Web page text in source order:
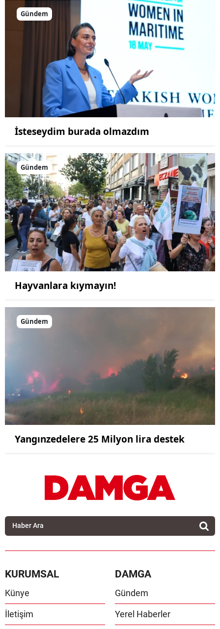
Gündem
İsteseydim burada olmazdım
Gündem
Hayvanlara kıymayın!
Gündem
Yangınzedelere 25 Milyon lira destek
KURUMSAL
Künye
İletişim
DAMGA
Gündem
Yerel Haberler